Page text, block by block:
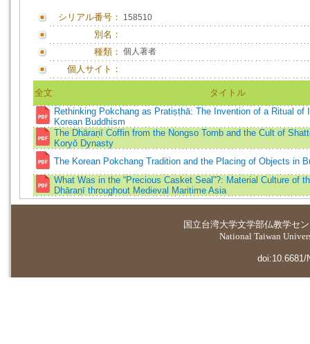
シリアル番号： 158510
別名：
種類： 個人著者
個人サイト：
全文
タイトル
Rethinking Pokchang as Pratiṣṭhā: The Invention of a Ritual of
Korean Buddhism
The Dhāraṇī Coffin from the Nongso Tomb and the Cult of
Koryŏ Dynasty
The Korean Pokchang Tradition and the Placing of Objects in
What Was in the “Precious Casket Seal”?: Material Culture of
Dhāraṇī throughout Medieval Maritime Asia
国立台湾大学文学部仏教学セ
National Taiwan
doi:10.6681/